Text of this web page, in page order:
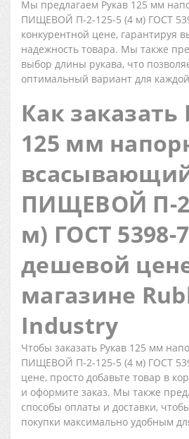
Мы предлагаем Рукав 125 мм
ПИЩЕВОЙ П-2-125-5 (4 м) ГОСТ
конкурентной цене, гарантируя
надежность товара. Мы также
выбор длины рукава, что
оптимальный вариант для
Как заказать
125 мм
ПИЩЕВОЙ П-
м) ГОСТ 5398-
дешевой
магазине
Industry
Чтобы заказать Рукав 125 мм
ПИЩЕВОЙ П-2-125-5 (4 м) ГОСТ
цене, просто добавьте товар в
и оформите заказ. Мы также
способы оплаты и доставки,
покупки максимально удобным